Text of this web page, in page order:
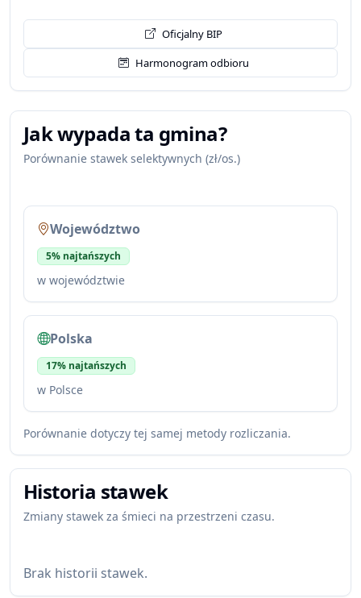
Oficjalny BIP
Harmonogram odbioru
Jak wypada ta gmina?
Porównanie stawek selektywnych (zł/os.)
Województwo
5% najtańszych
w województwie
Polska
17% najtańszych
w Polsce
Porównanie dotyczy tej samej metody rozliczania.
Historia stawek
Zmiany stawek za śmieci na przestrzeni czasu.
Brak historii stawek.